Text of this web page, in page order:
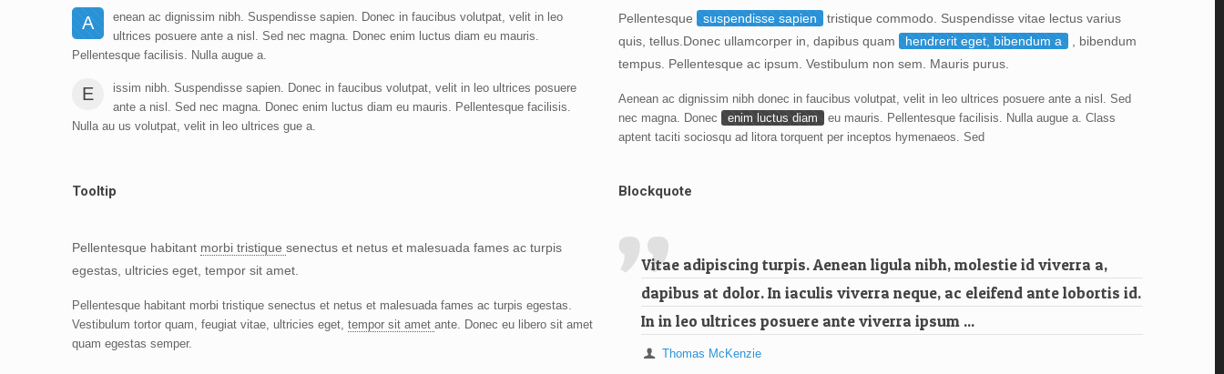
A
enean ac dignissim nibh. Suspendisse sapien. Donec in faucibus volutpat, velit in leo
ultrices posuere ante a nisl. Sed nec magna. Donec enim luctus diam eu mauris.
Pellentesque facilisis. Nulla augue a.
E
issim nibh. Suspendisse sapien. Donec in faucibus volutpat, velit in leo ultrices posuere
ante a nisl. Sed nec magna. Donec enim luctus diam eu mauris. Pellentesque facilisis.
Nulla au us volutpat, velit in leo ultrices gue a.
Pellentesque suspendisse sapien
tristique commodo. Suspendisse vitae lectus varius
quis, tellus.Donec ullamcorper in, dapibus quam
hendrerit eget, bibendum a
, bibendum
tempus. Pellentesque ac ipsum. Vestibulum non sem. Mauris purus.
Aenean ac dignissim nibh donec in faucibus volutpat, velit in leo ultrices posuere ante a nisl. Sed
nec magna. Donec
enim luctus diam
eu mauris. Pellentesque facilisis. Nulla augue a. Class
aptent taciti sociosqu ad litora torquent per inceptos hymenaeos. Sed
Tooltip Blockquote
Pellentesque habitant morbi tristique senectus et netus et malesuada fames ac turpis
egestas, ultricies eget, tempor sit amet.
Pellentesque habitant morbi tristique senectus et netus et malesuada fames ac turpis egestas.
Vestibulum tortor quam, feugiat vitae, ultricies eget, tempor sit amet ante. Donec eu libero sit amet
quam egestas semper.
Vitae adipiscing turpis. Aenean ligula nibh, molestie id viverra a,
dapibus at dolor. In iaculis viverra neque, ac eleifend ante lobortis id.
In in leo ultrices posuere ante viverra ipsum ...
Thomas McKenzie